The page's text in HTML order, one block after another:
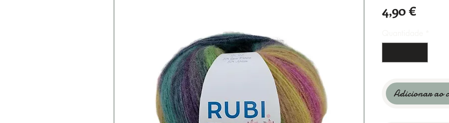
4,90 €
Adicionar ao